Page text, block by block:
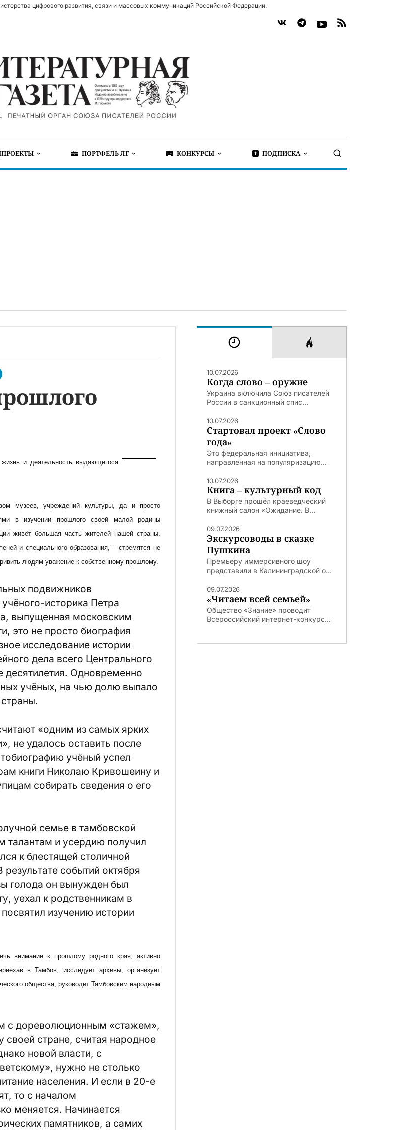
цифрового развития, связи и массовых коммуникаций Российской Федерации.
ПОРТФЕЛЬ ЛГ КОНКУРСЫ ПОДПИСКА
и деятельность выдающегося
музеев, учреждений культуры, да и просто
в изучении прошлого своей малой родины
живёт большая часть жителей нашей страны.
и специального образования, – стремятся не
людям уважение к собственному прошлому.
подвижников
историка Петра
выпущенная московским
это не просто биография
исследование истории
дела всего Центрального
Одновременно
учёных, на чью долю выпало
«одним из самых ярких
не удалось оставить после
учёный успел
книги Николаю Кривошеину и
собирать сведения о его
семье в тамбовской
талантам и усердию получил
к блестящей столичной
событий октября
голода он вынужден был
уехал к родственникам в
изучению истории
внимание к прошлому родного края, активно
в Тамбов, исследует архивы, организует
общества, руководит Тамбовским народным
с дореволюционным «стажем»,
своей стране, считая народное
новой власти, с
нужно не столько
населения. И если в 20-е
то с началом
меняется. Начинается
памятников, а самих
10.07.2026
Когда слово – оружие
Украина включила Союз писателей
России в санкционный спис...
10.07.2026
Стартовал проект «Слово
года»
Это федеральная инициатива,
направленная на популяризацию...
10.07.2026
Книга – культурный код
В Выборге прошёл краеведческий
книжный салон «Ожидание. В...
09.07.2026
Экскурсоводы в сказке
Пушкина
Премьеру иммерсивного шоу
представили в Калининградской о...
09.07.2026
«Читаем всей семьей»
Общество «Знание» проводит
Всероссийский интернет-конкурс...